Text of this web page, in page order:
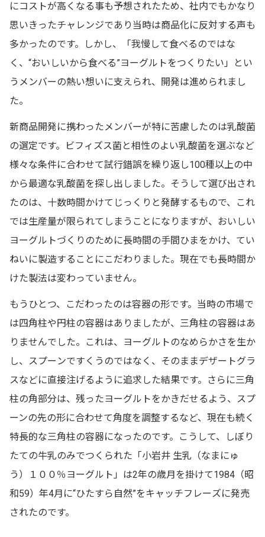
にコストが高くなる事も予想されたため、社内でもかなり
思いきったチャレンジであり当時は商品化に反対する声も
多かったのです。しかし、「我慢して食べるのではな
く、“おいしいから食べる”ヨーグルトをつくりたい」とい
うメンバーの熱い想いに支えられ、開発は進められまし
た。
新商品開発に携わったメンバーが特に苦慮したのは乳酸菌
の選定です。ビフィズス菌と相性のよい乳酸菌を選ぶなど
様々な条件に合わせて試行錯誤を繰り返し100種以上の中
から最適な乳酸菌を探し出しました。そうして選び出され
たのは、十数時間かけてじっくりと発酵するもので、これ
では生産量が限られてしまうことになりますが、おいしい
ヨーグルトづくりのために長時間の手間ひまをかけ、てい
ねいに製造することにこだわりました。現在でも長時間か
けた製法は変わっていません。
もうひとつ、こだわったのは容器の形です。当時の市場で
は四角柱や円柱の容器はありましたが、三角柱の容器はあ
りませんでした。これは、ヨーグルトのなめらかさを生か
し、スプーンですくうのではなく、そのままデザートグラ
スなどに直接注げるように追求した結果です。さらに三角
柱の角部分は、残ったヨーグルトをかきだせるよう、スプ
ーンの先の形に合わせて角度を調整するなど、現在も続く
特長的な三角柱の容器になったのです。こうして、しぼり
たての牛乳のみでつくられた「小岩井 生乳（なまにゅ
う）１００％ヨーグルト」は2年の歳月を掛けて1984（昭
和59）年4月に“ひたすら自然”をキャッチフレーズに発売
されたのです。